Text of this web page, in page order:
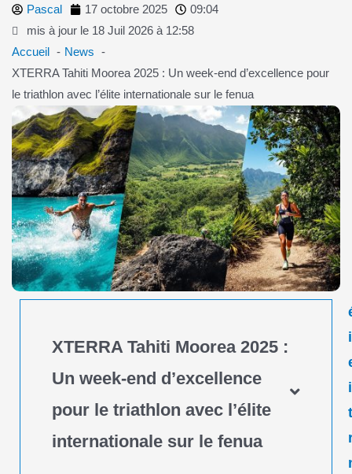
Pascal 17 octobre 2025
09:04
mis à jour le 18 Juil 2026 à 12:58
Accueil
News
XTERRA Tahiti Moorea 2025 : Un week-end d’excellence pour
le triathlon avec l’élite internationale sur le fenua
XTERRA Tahiti Moorea 2025 :
Un week-end d’excellence
pour le triathlon avec l’élite
internationale sur le fenua